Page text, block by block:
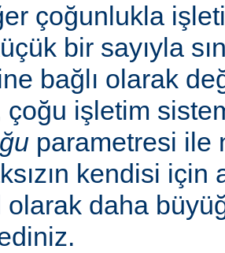
çoğunlukla
bir sayıyla
bağlı olarak
çoğu işletim
parametresi ile
kendisi için
olarak daha